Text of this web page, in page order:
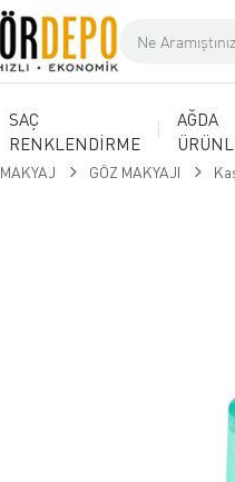
SAÇ
RENKLENDİRME
AĞDA
MAKYAJ GÖZ MAKYAJI